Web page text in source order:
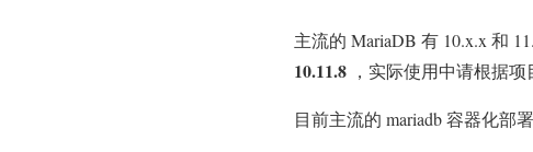
主流的 MariaDB 有 10.x.x 和
10.11.8 ，实际使用中请根据项
目前主流的 mariadb 容器化部